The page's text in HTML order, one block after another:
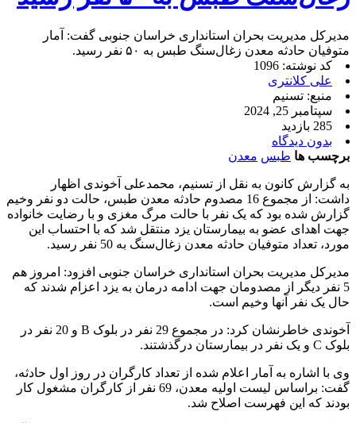
مدیرکل مدیریت بحران استانداری خراسان جنوبی گفت: آمار
متوفیان حادثه معدن زغال‌سنگ طبس به ۵۰ نفر رسید.
کد نوشته: 1096
علی کلانتری
منبع: تسنیم
سپتامبر 25, 2024
285 بازدید
بدون دیدگاه
برچسب ها طبس معدن
به گزارش کانون به نقل از تسنیم، محمدعلی آخوندی اظهار
داشت: از مجموع 16 مصدوم حادثه معدن طبس، حالت دو نفر وخیم
گزارش شده بود که یک نفر با حالت مرگ مغزی و با رضایت خانواده
جهت اهدای عضو به بیمارستان یزد منتقل شد که با احتساب این
مورد، تعداد متوفیان حادثه معدن زغال‌سنگ به 50 نفر رسید.
مدیرکل مدیریت بحران استانداری خراسان جنوبی افزود: امروز هم
5 نفر دیگر از مصدومان جهت ادامه درمان به یزد اعزام شدند که
حال یک نفر آنها وخیم است.
آخوندی خاطرنشان کرد: در مجموع 29 نفر در بلوک B و 20 نفر در
بلوک C و یک نفر در بیمارستان درگذشتند.
وی با اشاره به آمار اعلام شده از تعداد کارگران در روز اول حادثه،
گفت: براساس لیست اولیه معدن، 69 نفر از کارگران مشغول کار
بودند که این فهرست اصلاح شد.